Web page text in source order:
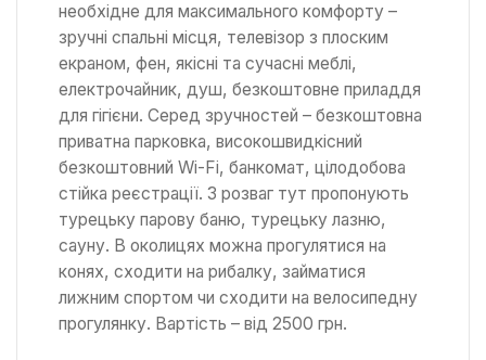
необхідне для максимального комфорту –
зручні спальні місця, телевізор з плоским
екраном, фен, якісні та сучасні меблі,
електрочайник, душ, безкоштовне приладдя
для гігієни. Серед зручностей – безкоштовна
приватна парковка, високошвидкісний
безкоштовний Wi-Fi, банкомат, цілодобова
стійка реєстрації. З розваг тут пропонують
турецьку парову баню, турецьку лазню,
сауну. В околицях можна прогулятися на
конях, сходити на рибалку, займатися
лижним спортом чи сходити на велосипедну
прогулянку. Вартість – від 2500 грн.